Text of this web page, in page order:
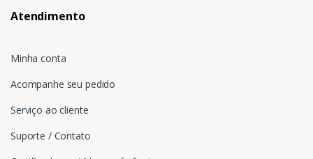
Atendimento
Minha conta
Acompanhe seu pedido
Serviço ao cliente
Suporte / Contato